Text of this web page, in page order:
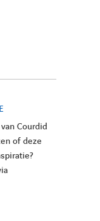
Courdid
of deze